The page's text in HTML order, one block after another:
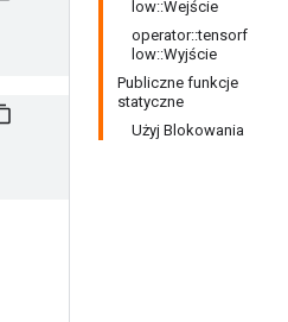
low::Wejście
operator::tensorf
low::Wyjście
Publiczne funkcje
statyczne
Użyj Blokowania